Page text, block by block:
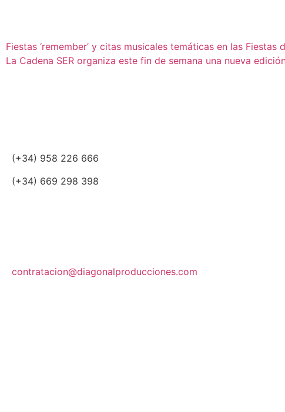
Fiestas ‘remember’ y citas musicales temáticas en las Fiestas
La Cadena SER organiza este fin de semana una nueva
(+34) 958 226 666
(+34) 669 298 398
contratacion@diagonalproducciones.com